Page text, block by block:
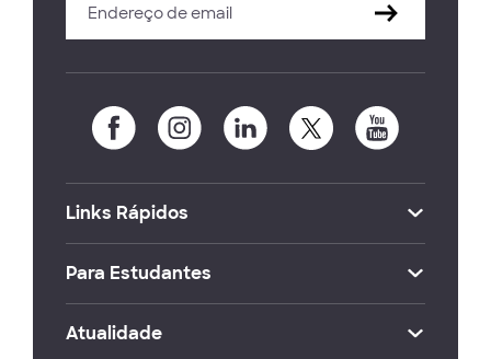
Links Rápidos
Para Estudantes
Atualidade